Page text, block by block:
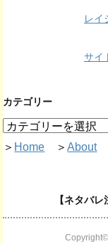
レイ
サイ
カテゴリー
＞ Home ＞About
【ネタバ